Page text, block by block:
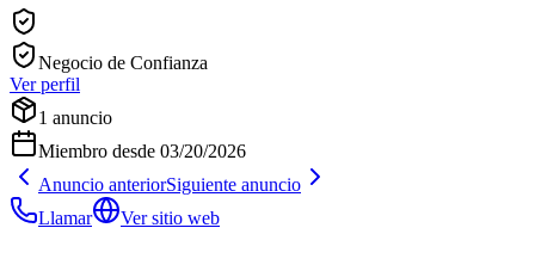
Negocio de Confianza
Ver perfil
1 anuncio
Miembro desde 03/20/2026
Anuncio anteriorSiguiente anuncio
Llamar
Ver sitio web